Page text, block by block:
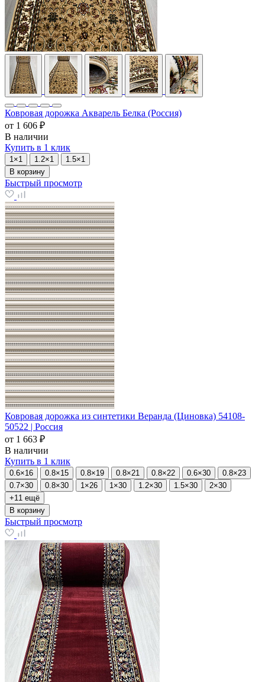
Ковровая дорожка Акварель Белка (Россия)
от 1 606 ₽
В наличии
Купить в 1 клик
1×1 1.2×1
1.5×1
В корзину
Быстрый просмотр
Ковровая дорожка из синтетики Веранда (Циновка) 54108-
50522 | Россия
от 1 663 ₽
В наличии
Купить в 1 клик
0.6×16 0.8×15 0.8×19 0.8×21 0.8×22 0.6×30
0.8×23
0.7×30
0.8×30 1×26 1×30 1.2×30 1.5×30
2×30
+11 ещё
В корзину
Быстрый просмотр